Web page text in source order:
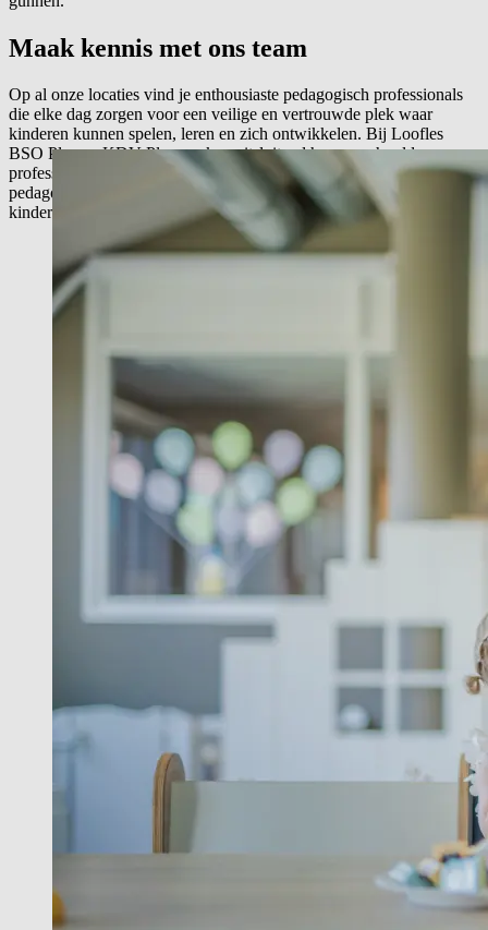
Maak kennis met ons team
Op al onze locaties vind je enthousiaste pedagogisch professionals
die elke dag zorgen voor een veilige en vertrouwde plek waar
kinderen kunnen spelen, leren en zich ontwikkelen. Bij Loofles
BSO Plus en KDV Plus werken uitsluitend hooggeschoolde
professionals met veel ervaring en hart voor kinderen. Onze HBO-
pedagogen, therapeuten en een gedragswetenschapper zijn er voor
kinderen die wat extra ondersteuning nodig hebben.